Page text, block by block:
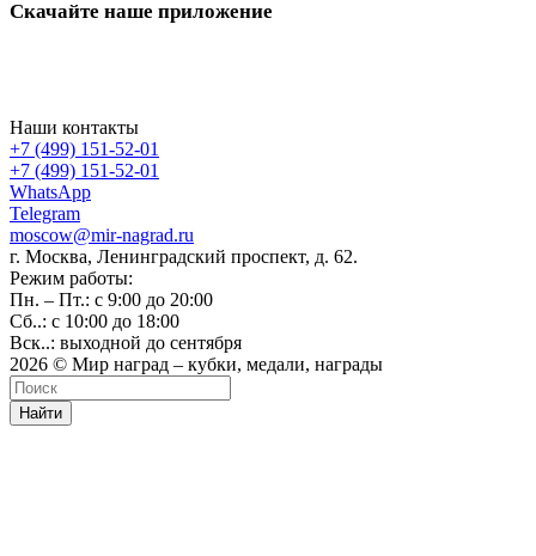
Скачайте наше приложение
Наши контакты
+7 (499) 151-52-01
+7 (499) 151-52-01
WhatsApp
Telegram
moscow@mir-nagrad.ru
г. Москва, Ленинградский проспект, д. 62.
Режим работы:
Пн. – Пт.: с 9:00 до 20:00
Сб..: с 10:00 до 18:00
Вск..: выходной до сентября
2026 © Мир наград – кубки, медали, награды
Найти